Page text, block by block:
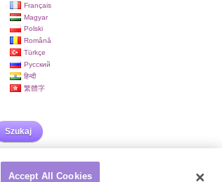
Français
Magyar
Polski
Română
Türkçe
Русский
हिन्दी
繁體字
Szukaj
Accept All Cookies